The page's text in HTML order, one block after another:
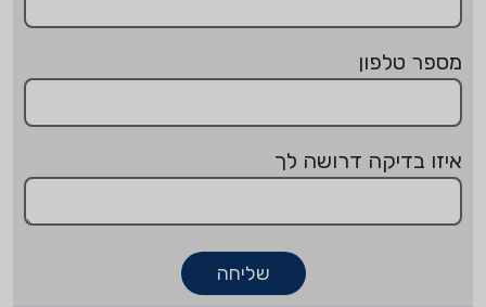
מספר טלפון
איזו בדיקה דרושה לך
שליחה